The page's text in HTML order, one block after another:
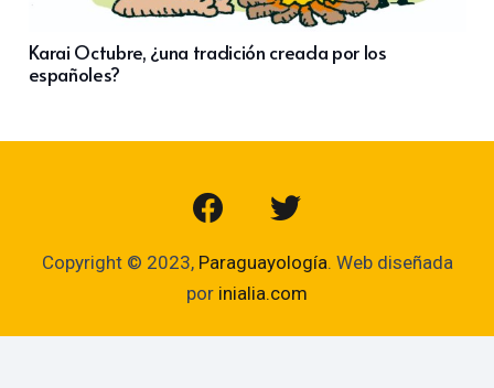
Karai Octubre, ¿una tradición creada por los
españoles?
Copyright © 2023, Paraguayología. Web diseñada
por inialia.com